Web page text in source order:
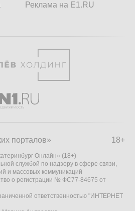
Реклама на E1.RU
18+
порталов»
Онлайн» (18+)
службой по надзору в сфере связи,
и массовых коммуникаций
о регистрации № ФС77-84675 от
ответственностью "ИНТЕРНЕТ